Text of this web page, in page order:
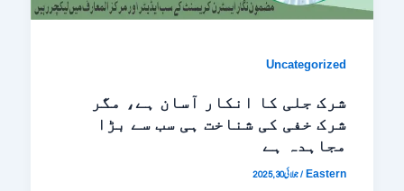
Uncategorized
شرک جلی کا انکار آسان ہے، مگر
شرک خفی کی شناخت ہی سب سے بڑا
مجاہدہ ہے
Eastern
/جولائی 30, 2025